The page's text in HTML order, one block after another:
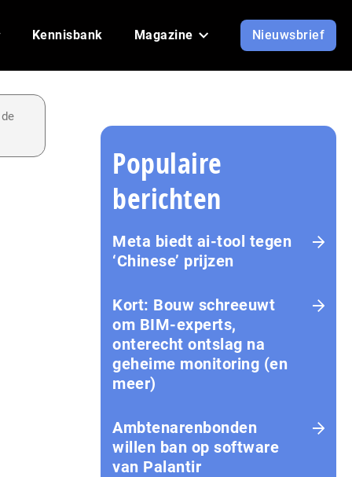
Kennisbank Magazine Nieuwsbrief
Populaire
berichten
Meta biedt ai-tool tegen
‘Chinese’ prijzen
Kort: Bouw schreeuwt
om BIM-experts,
onterecht ontslag na
geheime monitoring (en
meer)
Ambtenarenbonden
willen ban op software
van Palantir